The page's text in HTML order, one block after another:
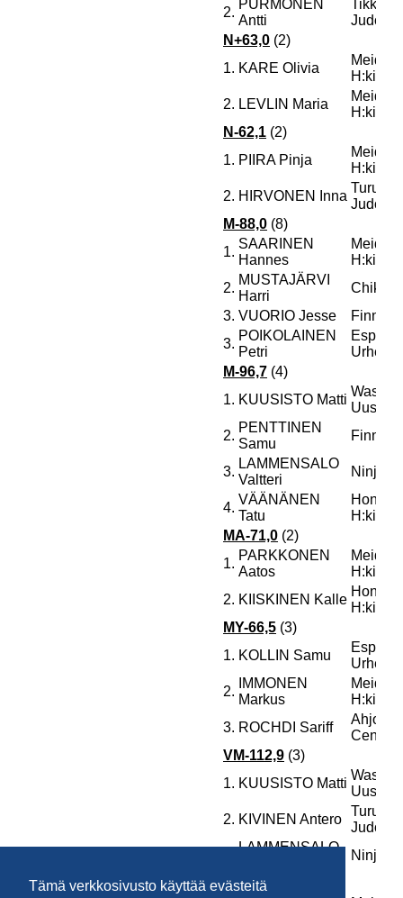
Tämä verkkosivusto käyttää evästeitä